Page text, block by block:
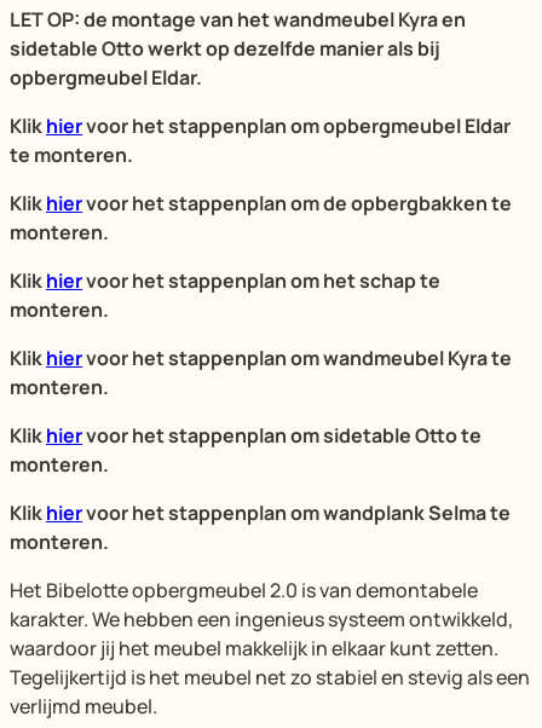
LET OP: de montage van het wandmeubel Kyra en
sidetable Otto werkt op dezelfde manier als bij
opbergmeubel Eldar.
Klikhiervoor het stappenplan om opbergmeubel Eldar
te monteren.
Klikhiervoor het stappenplan om de opbergbakken te
monteren.
Klikhiervoor het stappenplan om het schap te
monteren.
Klikhiervoor het stappenplan om wandmeubel Kyra te
monteren.
Klikhiervoor het stappenplan om sidetable Otto te
monteren.
Klikhiervoor het stappenplan om wandplank Selma te
monteren.
Het Bibelotte opbergmeubel 2.0 is van demontabele
karakter. We hebben een ingenieus systeem ontwikkeld,
waardoor jij het meubel makkelijk in elkaar kunt zetten.
Tegelijkertijd is het meubel net zo stabiel en stevig als een
verlijmd meubel.